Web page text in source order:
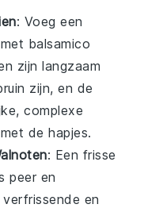
: Voeg een
balsamico
zijn langzaam
zijn, en de
complexe
met dehapjes.
: Een frisse
peer en
en